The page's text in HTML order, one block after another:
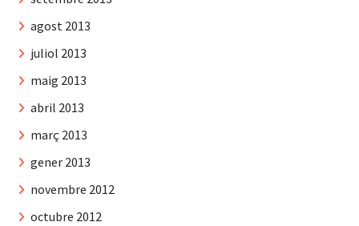
agost 2013
juliol 2013
maig 2013
abril 2013
març 2013
gener 2013
novembre 2012
octubre 2012